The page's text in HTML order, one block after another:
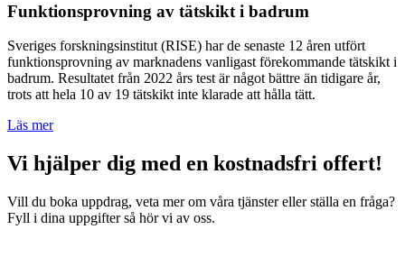
Funktionsprovning av tätskikt i badrum
Sveriges forskningsinstitut (RISE) har de senaste 12 åren utfört
funktionsprovning av marknadens vanligast förekommande tätskikt i
badrum. Resultatet från 2022 års test är något bättre än tidigare år,
trots att hela 10 av 19 tätskikt inte klarade att hålla tätt.
Läs mer
Vi hjälper dig med en kostnadsfri offert!
Vill du boka uppdrag, veta mer om våra tjänster eller ställa en fråga?
Fyll i dina uppgifter så hör vi av oss.